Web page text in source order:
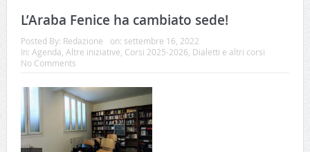
L’Araba Fenice ha cambiato sede!
Posted By: Redazione on: settembre 16, 2022
In: Agenda Altre iniziative Corsi 2025-2026 Dialetti e altri corsi
No Comments